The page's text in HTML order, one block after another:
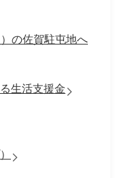
の佐賀駐屯地へ
生活支援金